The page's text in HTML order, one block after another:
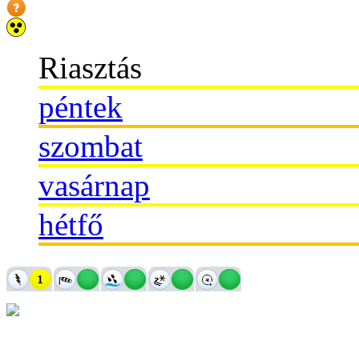
Riasztás
péntek
szombat
vasárnap
hétfő